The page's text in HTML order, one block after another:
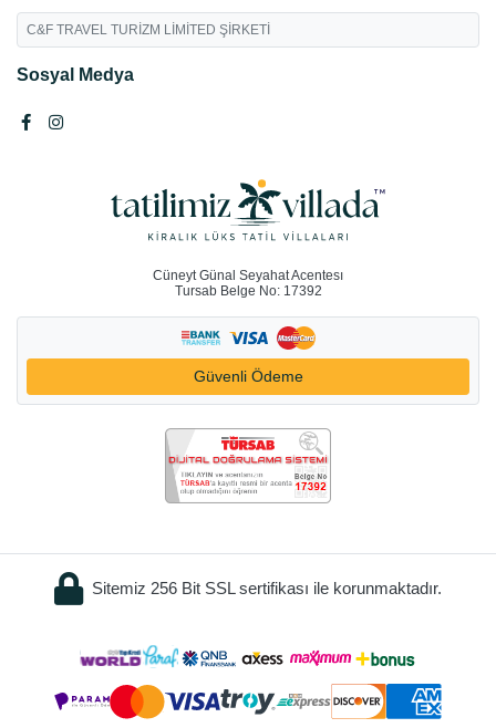
C&F TRAVEL TURİZM LİMİTED ŞİRKETİ
Sosyal Medya
Cüneyt Günal Seyahat Acentesı
Tursab Belge No: 17392
Güvenli Ödeme
Sitemiz 256 Bit SSL sertifikası ile korunmaktadır.